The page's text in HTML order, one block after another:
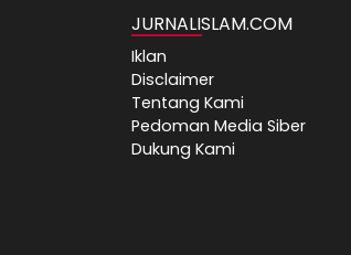
JURNALISLAM.COM
Iklan
Disclaimer
Tentang Kami
Pedoman Media Siber
Dukung Kami